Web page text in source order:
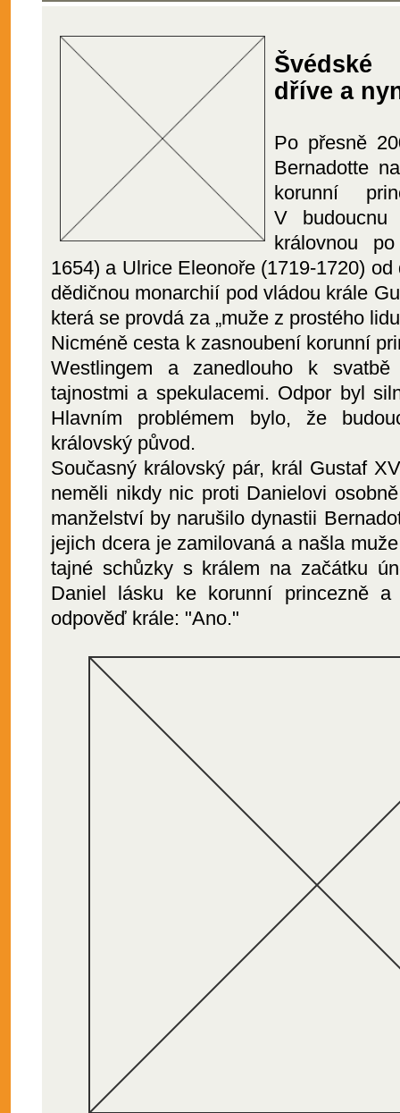
dříve a
Po přesně
Bernadotte
korunní
V
královnou
1654) a Ulrice Eleonoře (1719-1720)
dědičnou monarchií pod vládou krále
která se provdá za „muže z prostého
Nicméně cesta k zasnoubení korunní
Westlingem a zanedlouho k
tajnostmi a spekulacemi. Odpor byl
Hlavním problémem bylo, že
královský původ.
Současný královský pár, král Gustaf
neměli nikdy nic proti Danielovi
manželství by narušilo dynastii
jejich dcera je zamilovaná a našla
tajné schůzky s králem na začátku
Daniel lásku ke korunní princezně
odpověď krále: "Ano."